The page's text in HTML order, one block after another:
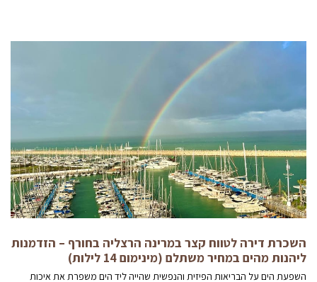
השכרת דירה לטווח קצר במרינה הרצליה בחורף – הזדמנות
ליהנות מהים במחיר משתלם (מינימום 14 לילות)
השפעת הים על הבריאות הפיזית והנפשית שהייה ליד הים משפרת את איכות